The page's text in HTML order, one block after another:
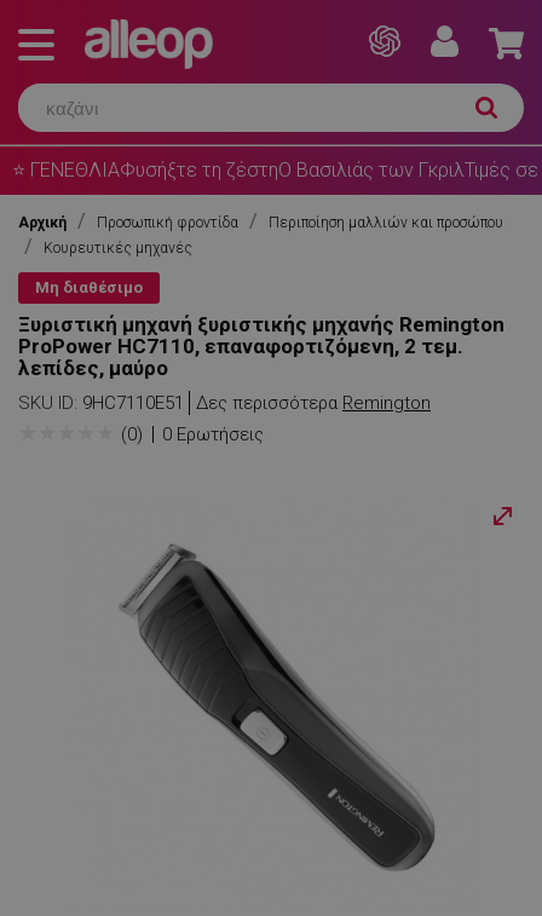
⭐ ΓΕΝΕΘΛΙΑΦυσήξτε τη ζέστηΟ Βασιλιάς των ΓκριλΤιμές σε
Αρχική Προσωπική φροντίδα
Περιποίηση μαλλιών και προσώπου
Κουρευτικές μηχανές
Μη διαθέσιμο
Ξυριστική μηχανή ξυριστικής μηχανής Remington
ProPower HC7110, επαναφορτιζόμενη, 2 τεμ.
λεπίδες, μαύρο
SKU ID: 9HC7110E51 Δες περισσότερα Remington
(0) 0 Ερωτήσεις